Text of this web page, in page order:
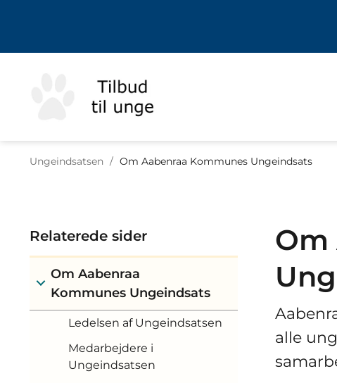
Ungeindsatsen / Om Aabenraa Kommunes Ungeindsats
Relaterede sider
Om Aabenraa
Kommunes Ungeindsats
Ledelsen af Ungeindsatsen
Medarbejdere i
Ungeindsatsen
Om
alle